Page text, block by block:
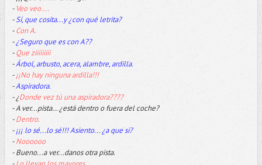
-Veo veo….
-Sí, que cosita...y ¿con qué letrita?
-Con A.
-¿Seguro que es con A??
-Que ziiiiiiiii
-Árbol, arbusto, acera, alambre, ardilla.
-¡¡No hay ninguna ardilla!!!
-Aspiradora.
- ¿Donde vez tú una aspiradora????
- A ver...pista… ¿está dentro o fuera del coche?
-Dentro.
-¡¡¡ lo sé...lo sé!!! Asiento... ¿a que si?
-Noooooo
- Bueno...a ver...danos otra pista.